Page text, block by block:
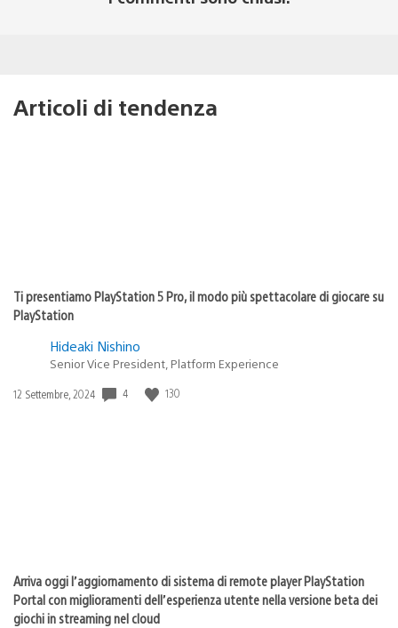
Articoli di tendenza
Ti presentiamo PlayStation 5 Pro, il modo più spettacolare di giocare su
PlayStation
Hideaki Nishino
Senior Vice President, Platform Experience
Data
12 Settembre, 2024 4 130
Arriva oggi l’aggiornamento di sistema di remote player PlayStation
Portal con miglioramenti dell’esperienza utente nella versione beta dei
giochi in streaming nel cloud